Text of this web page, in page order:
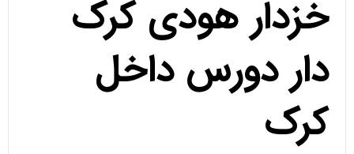
خزدار هودی کرک
دار دورس داخل
کرک